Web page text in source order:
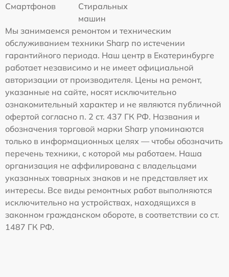
Смартфонов
Стиральных
машин
Мы занимаемся ремонтом и техническим
обслуживанием техники Sharp по истечении
гарантийного периода. Наш центр в Екатеринбурге
работает независимо и не имеет официальной
авторизации от производителя. Цены на ремонт,
указанные на сайте, носят исключительно
ознакомительный характер и не являются публичной
офертой согласно п. 2 ст. 437 ГК РФ. Названия и
обозначения торговой марки Sharp упоминаются
только в информационных целях — чтобы обозначить
перечень техники, с которой мы работаем. Наша
организация не аффилирована с владельцами
указанных товарных знаков и не представляет их
интересы. Все виды ремонтных работ выполняются
исключительно на устройствах, находящихся в
законном гражданском обороте, в соответствии со ст.
1487 ГК РФ.